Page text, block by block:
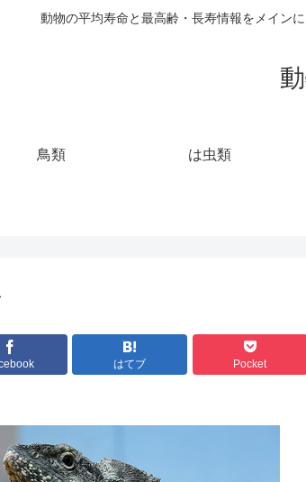
動物の平均寿命と最高齢・長寿情報をメイン
鳥類 は虫類
はてブ Pocket